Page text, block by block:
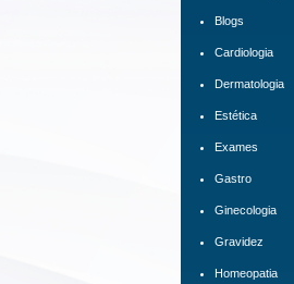
Blogs
Cardiologia
Dermatologia
Estética
Exames
Gastro
Ginecologia
Gravidez
Homeopatia